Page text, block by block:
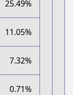
25.49%
11.05%
7.32%
0.71%